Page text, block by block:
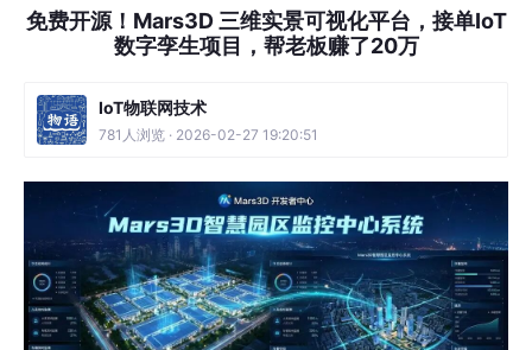
免费开源！Mars3D 三维实景可视化平台，接单IoT
数字孪生项目，帮老板赚了20万
IoT物联网技术
781人浏览 · 2026-02-27 19:20:51